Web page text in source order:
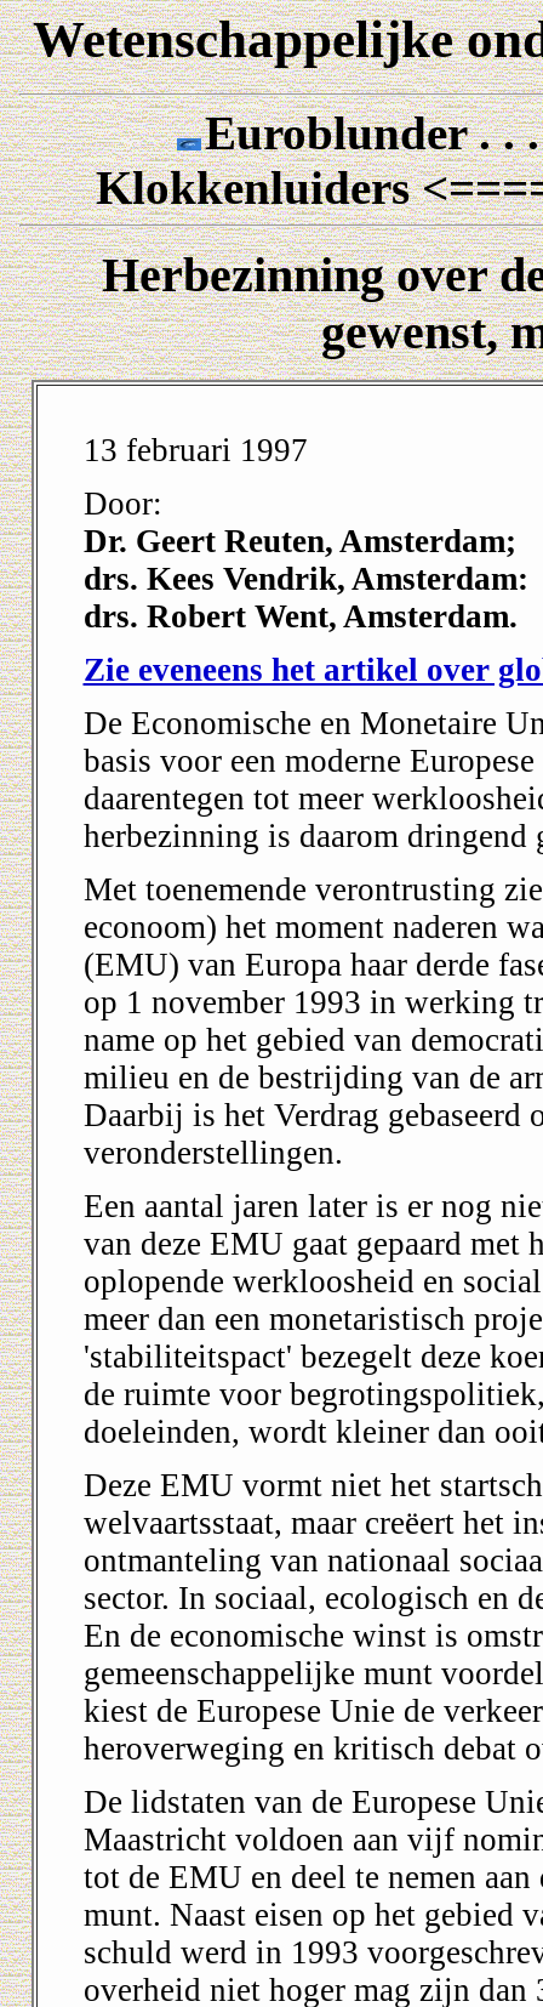
Wetenschappelijke
Euroblunder . .
Klokkenluiders
Herbezinning over
gewenst,
13 februari 1997
Door:
Dr. Geert Reuten, Amsterdam;
drs. Kees Vendrik, Amsterdam:
drs. Robert Went, Amsterdam.
Zie eveneens het artikel over
De Economische en Monetaire
basis voor een moderne
daarentegen tot meer
herbezinning is daarom dringend
Met toenemende verontrusting
econoom) het moment naderen
(EMU) van Europa haar derde
op 1 november 1993 in werking
name op het gebied van
milieu en de bestrijding van de
Daarbij is het Verdrag gebaseerd
veronderstellingen.
Een aantal jaren later is er nog
van deze EMU gaat gepaard met
oplopende werkloosheid en
meer dan een monetaristisch
'stabiliteitspact' bezegelt deze
de ruimte voor
doeleinden, wordt kleiner dan
Deze EMU vormt niet het
welvaartsstaat, maar creëert het
ontmanteling van nationaal
sector. In sociaal, ecologisch en
En de economische winst is
gemeenschappelijke munt
kiest de Europese Unie de
heroverweging en kritisch debat
De lidstaten van de Europese
Maastricht voldoen aan vijf
tot de EMU en deel te nemen
munt. Naast eisen op het gebied
schuld werd in 1993
overheid niet hoger mag zijn dan